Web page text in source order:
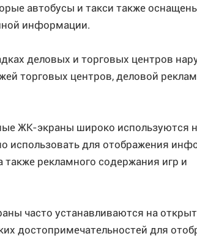
автобусы и такси также
информации.
деловых и торговых центров
торговых центров, деловой
ЖК-экраны широко используются
использовать для отображения
рекламного содержания игр и
часто устанавливаются на
достопримечательностей для